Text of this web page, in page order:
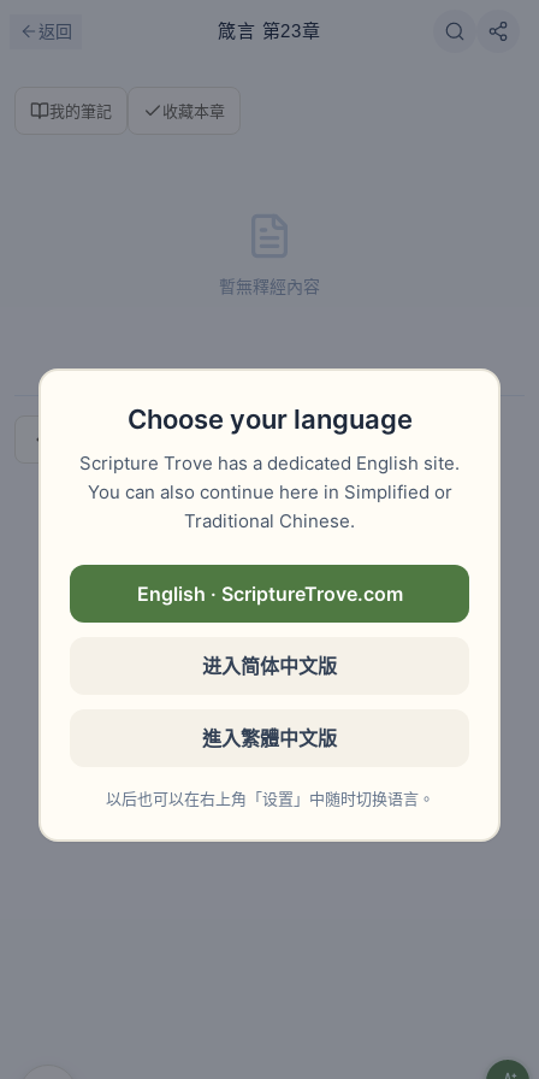
返回 箴言 第23章
我的筆記 收藏本章
暫無釋經內容
Choose your language
Scripture Trove has a dedicated English site.
You can also continue here in Simplified or
Traditional Chinese.
English · ScriptureTrove.com
进入简体中文版
進入繁體中文版
以后也可以在右上角「设置」中随时切换语言。